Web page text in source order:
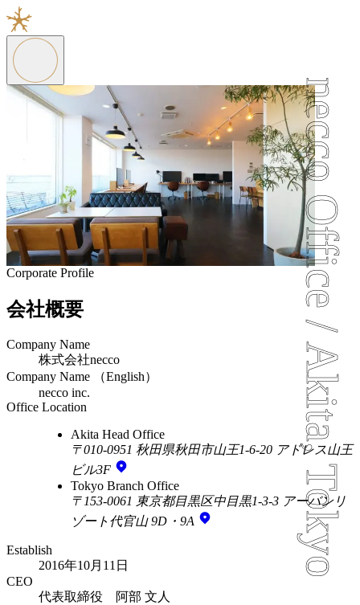
necco Office / Akita, Tokyo
Corporate Profile
会社概要
Company Name
株式会社necco
Company Name （English）
necco inc.
Office Location
Akita Head Office
〒010-0951 秋田県秋田市山王1-6-20 アドレス山王
ビル3F
Tokyo Branch Office
〒153-0061 東京都目黒区中目黒1-3-3 アーバンリ
ゾート代官山 9D・9A
Establish
2016年10月11日
CEO
代表取締役 阿部 文人